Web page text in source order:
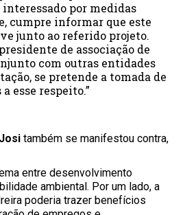
por medidas
cumpre informar que este
junto ao referido projeto.
de associação de
com outras entidades
se pretende a tomada de
esse respeito.”
também se manifestou contra,
entre desenvolvimento
ambiental. Por um lado, a
poderia trazer benefícios